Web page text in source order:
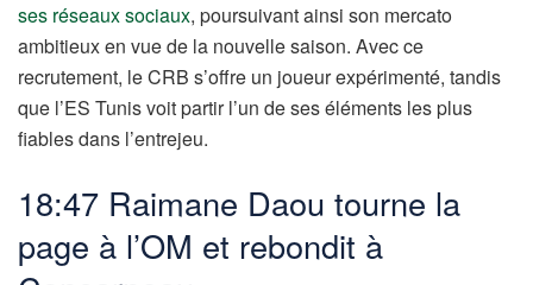
ses réseaux sociaux, poursuivant ainsi son mercato
ambitieux en vue de la nouvelle saison. Avec ce
recrutement, le CRB s’offre un joueur expérimenté, tandis
que l’ES Tunis voit partir l’un de ses éléments les plus
fiables dans l’entrejeu.
18:47 Raimane Daou tourne la
page à l’OM et rebondit à